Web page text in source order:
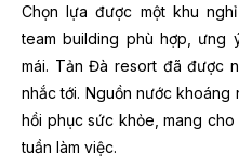
Chọn lựa được một khu
team building phù hợp, ưng
mái. Tản Đà resort đã được
nhắc tới. Nguồn nước khoáng
hồi phục sức khỏe, mang cho
tuần làm việc.